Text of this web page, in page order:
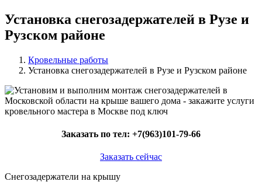
Установка снегозадержателей в Рузе и
Рузском районе
Кровельные работы
Установка снегозадержателей в Рузе и Рузском районе
Заказать по тел: +7(963)101-79-66
Заказать сейчас
Снегозадержатели на крышу